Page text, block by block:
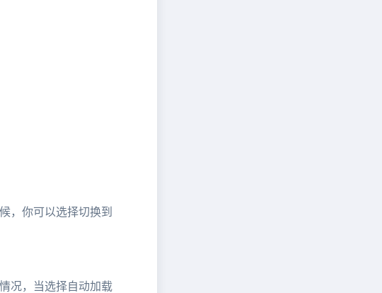
，你可以选择切换到
况，当选择自动加载